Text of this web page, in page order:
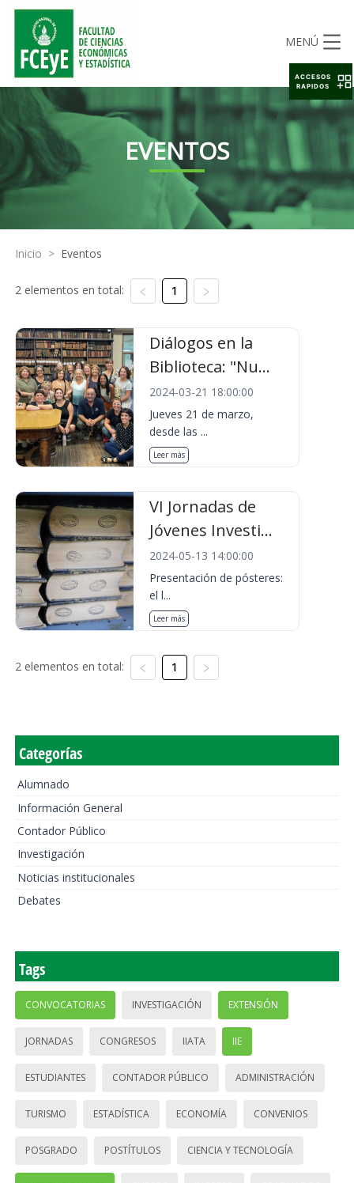
MENÚ
EVENTOS
Inicio > Eventos
2 elementos en total: 1
Diálogos en la
Biblioteca: "Nu...
2024-03-21 18:00:00
Jueves 21 de marzo,
desde las ...
Leer más
VI Jornadas de
Jóvenes Investi...
2024-05-13 14:00:00
Presentación de pósteres:
el l...
Leer más
2 elementos en total: 1
Categorías
Alumnado
Información General
Contador Público
Investigación
Noticias institucionales
Debates
Tags
CONVOCATORIAS INVESTIGACIÓN EXTENSIÓN
JORNADAS CONGRESOS IIATA IIE
ESTUDIANTES CONTADOR PÚBLICO ADMINISTRACIÓN
TURISMO ESTADÍSTICA ECONOMÍA CONVENIOS
POSGRADO POSTÍTULOS CIENCIA Y TECNOLOGÍA
ACCESOS
RAPIDOS